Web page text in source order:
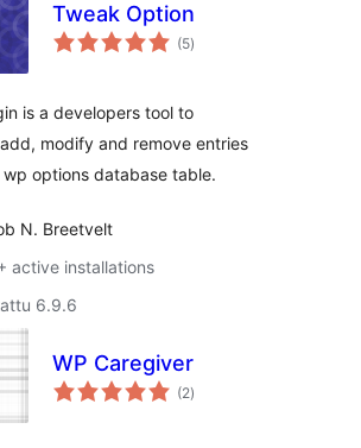
Tweak Option
(5arvosanat
yhteensä
)
is a developers tool to
modify and remove entries
options database table.
N. Breetvelt
active installations
6.9.6
WP Caregiver
(2arvosanat
yhteensä
)